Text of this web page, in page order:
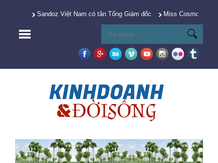
Sandoz Việt Nam có tân Tổng Giám đốc Miss Cosmo 2025